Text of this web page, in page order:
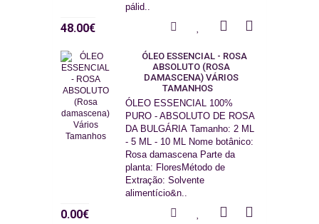
pálid..
48.00€
ÓLEO ESSENCIAL - ROSA
ABSOLUTO (ROSA
DAMASCENA) VÁRIOS
TAMANHOS
ÓLEO ESSENCIAL 100%
PURO - ABSOLUTO DE ROSA
DA BULGÁRIA Tamanho: 2 ML
- 5 ML - 10 ML Nome botânico:
Rosa damascena Parte da
planta: FloresMétodo de
Extração: Solvente
alimentício&n..
0.00€